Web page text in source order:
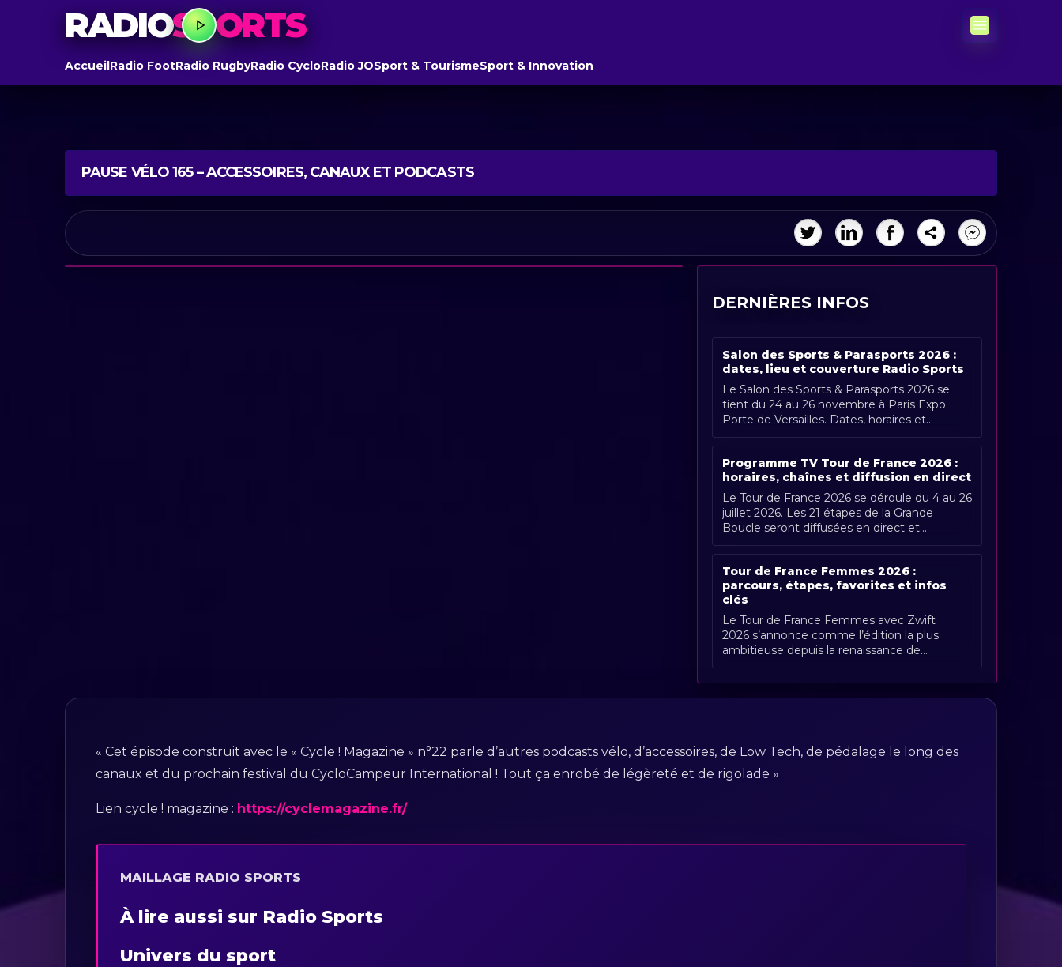
RADIOSPORTS
AccueilRadio FootRadio RugbyRadio CycloRadio JOSport & TourismeSport & Innovation
PAUSE VÉLO 165 – ACCESSOIRES, CANAUX ET PODCASTS
DERNIÈRES INFOS
Salon des Sports & Parasports 2026 :
dates, lieu et couverture Radio Sports
Le Salon des Sports & Parasports 2026 se
tient du 24 au 26 novembre à Paris Expo
Porte de Versailles. Dates, horaires et
couverture Radio Sports.
Programme TV Tour de France 2026 :
horaires, chaînes et diffusion en direct
Le Tour de France 2026 se déroule du 4 au 26
juillet 2026. Les 21 étapes de la Grande
Boucle seront diffusées en direct et
gratuitement en France par France [...]
Tour de France Femmes 2026 :
parcours, étapes, favorites et infos
clés
Le Tour de France Femmes avec Zwift
2026 s’annonce comme l’édition la plus
ambitieuse depuis la renaissance de
l’épreuve. Organisée du 1er au 9 août 2026,
[...]
« Cet épisode construit avec le « Cycle ! Magazine » n°22 parle d’autres podcasts vélo, d’accessoires, de Low Tech, de pédalage le long des
canaux et du prochain festival du CycloCampeur International ! Tout ça enrobé de légèreté et de rigolade »
Lien cycle ! magazine : https://cyclemagazine.fr/
MAILLAGE RADIO SPORTS
À lire aussi sur Radio Sports
Univers du sport